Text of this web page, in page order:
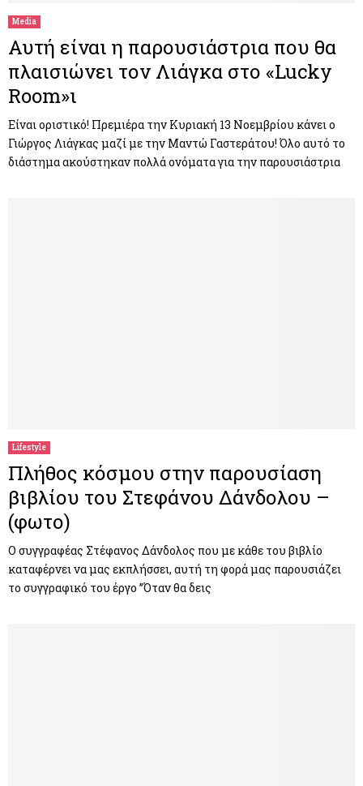
Media
Αυτή είναι η παρουσιάστρια που θα
πλαισιώνει τον Λιάγκα στο «Lucky
Room»ι
Είναι οριστικό! Πρεμιέρα την Κυριακή 13 Νοεμβρίου κάνει ο
Γιώργος Λιάγκας μαζί με την Μαντώ Γαστεράτου! Όλο αυτό το
διάστημα ακούστηκαν πολλά ονόματα για την παρουσιάστρια
Lifestyle
Πλήθος κόσμου στην παρουσίαση
βιβλίου του Στεφάνου Δάνδολου –
(φωτο)
Ο συγγραφέας Στέφανος Δάνδολος που με κάθε του βιβλίο
καταφέρνει να μας εκπλήσσει, αυτή τη φορά μας παρουσιάζει
το συγγραφικό του έργο ”Όταν θα δεις